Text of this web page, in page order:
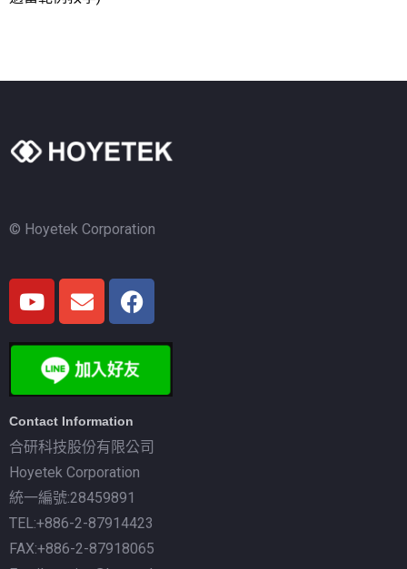
© Hoyetek Corporation
Contact Information
合研科技股份有限公司
Hoyetek Corporation
統一編號:28459891
TEL:+886-2-87914423
FAX:+886-2-87918065